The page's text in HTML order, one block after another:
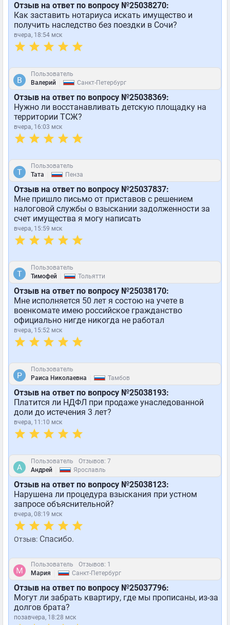
Отзыв на ответ по вопросу №25038270:
Как заставить нотариуса искать имущество и
получить наследство без поездки в Сочи?
вчера, 18:54 мск
Пользователь
Валерий
Санкт-Петербург
Отзыв на ответ по вопросу №25038369:
Нужно ли восстанавливать детскую площадку на
территории ТСЖ?
вчера, 16:03 мск
Пользователь
Тата
Пенза
Отзыв на ответ по вопросу №25037837:
Мне пришло письмо от приставов с решением
налоговой службы о взыскании задолженности за
счет имущества я могу написать
вчера, 15:59 мск
Пользователь
Тимофей
Тольятти
Отзыв на ответ по вопросу №25038170:
Мне исполняется 50 лет я состою на учете в
военкомате имею российское гражданство
официально нигде никогда не работал
вчера, 15:52 мск
Пользователь
Раиса Николаевна
Тамбов
Отзыв на ответ по вопросу №25038193:
Платится ли НДФЛ при продаже унаследованной
доли до истечения 3 лет?
вчера, 11:10 мск
Пользователь
Отзывов: 7
Андрей
Ярославль
Отзыв на ответ по вопросу №25038123:
Нарушена ли процедура взыскания при устном
запросе объяснительной?
вчера, 08:19 мск
Отзыв: Спасибо.
Пользователь
Отзывов: 1
Мария
Санкт-Петербург
Отзыв на ответ по вопросу №25037796:
Могут ли забрать квартиру, где мы прописаны, из-за
долгов брата?
позавчера, 18:28 мск